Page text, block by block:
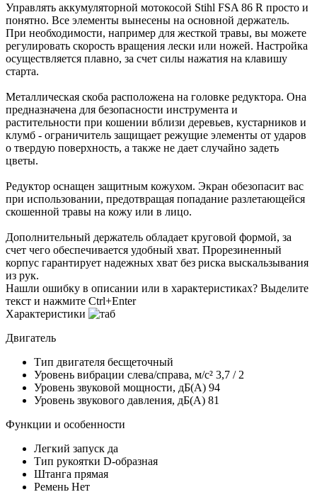
Управлять аккумуляторной мотокосой Stihl FSA 86 R просто и
понятно. Все элементы вынесены на основной держатель.
При необходимости, например для жесткой травы, вы можете
регулировать скорость вращения лески или ножей. Настройка
осуществляется плавно, за счет силы нажатия на клавишу
старта.
Металлическая скоба расположена на головке редуктора. Она
предназначена для безопасности инструмента и
растительности при кошении вблизи деревьев, кустарников и
клумб - ограничитель защищает режущие элементы от ударов
о твердую поверхность, а также не дает случайно задеть
цветы.
Редуктор оснащен защитным кожухом. Экран обезопасит вас
при использовании, предотвращая попадание разлетающейся
скошенной травы на кожу или в лицо.
Дополнительный держатель обладает круговой формой, за
счет чего обеспечивается удобный хват. Прорезиненный
корпус гарантирует надежных хват без риска выскальзывания
из рук.
Нашли ошибку в описании или в характеристиках? Выделите
текст и нажмите Ctrl+Enter
Характеристики
Двигатель
Тип двигателя бесщеточный
Уровень вибрации слева/справа, м/с² 3,7 / 2
Уровень звуковой мощности, дБ(A) 94
Уровень звукового давления, дБ(A) 81
Функции и особенности
Легкий запуск да
Тип рукоятки D-образная
Штанга прямая
Ремень Нет